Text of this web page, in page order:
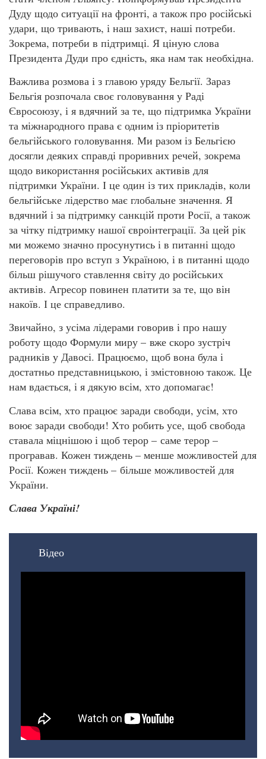
Дуду щодо ситуації на фронті, а також про російські
удари, що тривають, і наш захист, наші потреби.
Зокрема, потреби в підтримці. Я ціную слова
Президента Дуди про єдність, яка нам так необхідна.
Важлива розмова і з главою уряду Бельгії. Зараз
Бельгія розпочала своє головування у Раді
Євросоюзу, і я вдячний за те, що підтримка України
та міжнародного права є одним із пріоритетів
бельгійського головування. Ми разом із Бельгією
досягли деяких справді проривних речей, зокрема
щодо використання російських активів для
підтримки України. І це один із тих прикладів, коли
бельгійське лідерство має глобальне значення. Я
вдячний і за підтримку санкцій проти Росії, а також
за чітку підтримку нашої євроінтеграції. За цей рік
ми можемо значно просунутись і в питанні щодо
переговорів про вступ з Україною, і в питанні щодо
більш рішучого ставлення світу до російських
активів. Агресор повинен платити за те, що він
накоїв. І це справедливо.
Звичайно, з усіма лідерами говорив і про нашу
роботу щодо Формули миру – вже скоро зустріч
радників у Давосі. Працюємо, щоб вона була і
достатньо представницькою, і змістовною також. Це
нам вдається, і я дякую всім, хто допомагає!
Слава всім, хто працює заради свободи, усім, хто
воює заради свободи! Хто робить усе, щоб свобода
ставала міцнішою і щоб терор – саме терор –
програвав. Кожен тиждень – менше можливостей для
Росії. Кожен тиждень – більше можливостей для
України.
Слава Україні!
Відео